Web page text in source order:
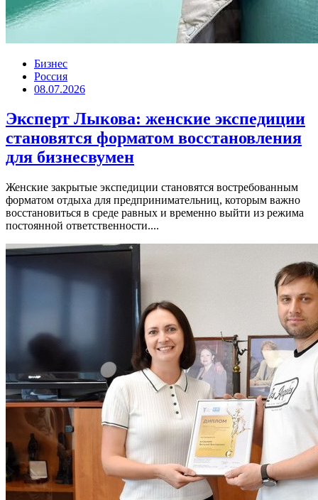
Бизнес
Россия
08.07.2026
Эксперт Лыкова: женские экспедиции
становятся форматом восстановления
для бизнесвумен
Женские закрытые экспедиции становятся востребованным
форматом отдыха для предпринимательниц, которым важно
восстановиться в среде равных и временно выйти из режима
постоянной ответственности....